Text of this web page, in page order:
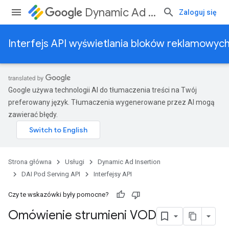
Dynamic Ad Insertion Zaloguj się
Interfejs API wyświetlania bloków
Google używa technologii AI do tłumaczenia treści na Twój
preferowany język. Tłumaczenia wygenerowane przez AI mogą
zawierać błędy.
Strona główna Usługi
Dynamic Ad Insertion
DAI Pod Serving API
Interfejsy API
Czy te wskazówki były pomocne?
Omówienie strumieni VOD